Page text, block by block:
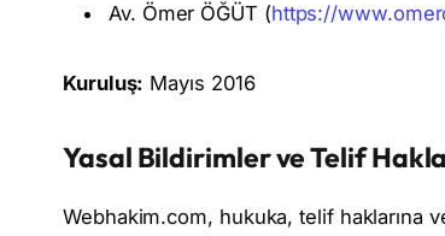
Av. Ömer ÖĞÜT (https://
Kuruluş: Mayıs 2016
Yasal Bildirimler ve Telif
Webhakim.com, hukuka, telif haklarına